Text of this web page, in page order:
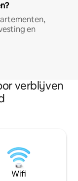
en
verblijven
Wifi